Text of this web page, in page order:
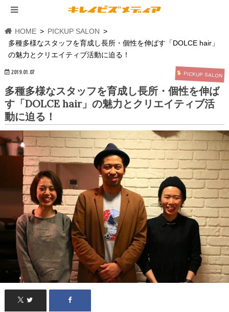
HOME
PICKUP SALON
多種多様なスタッフを育成し長所・個性を伸ばす「DOLCE hair」
の魅力とクリエイティブ活動に迫る！
2019.01.07 PICKUP SALON
多種多様なスタッフを育成し長所・個性を伸ば
す「DOLCE hair」の魅力とクリエイティブ活
動に迫る！